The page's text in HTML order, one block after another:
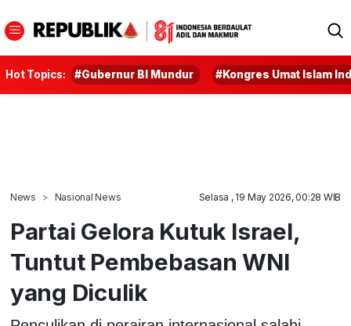
Hot Topics: #Gubernur BI Mundur #Kongres Umat Islam
News Nasional News Selasa , 19 May 2026, 00:28 WIB
Partai Gelora Kutuk Israel,
Tuntut Pembebasan WNI
yang Diculik